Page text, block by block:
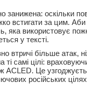
оскільки
встигати за цим. Аби
використовує
у тексті.
втричі більше атак,
ті самі цілі:
ACLED. Це
російських